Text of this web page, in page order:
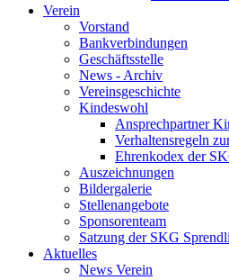
Verein
Vorstand
Bankverbindungen
Geschäftsstelle
News - Archiv
Vereinsgeschichte
Kindeswohl
Ansprechpartner
Verhaltensregeln
Ehrenkodex der
Auszeichnungen
Bildergalerie
Stellenangebote
Sponsorenteam
Satzung der SKG
Aktuelles
News Verein